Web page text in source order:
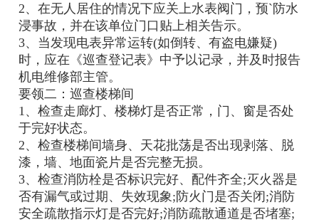
2、在无人居住的情况下应关上水表阀门，预`防水
浸事故，并在该单位门口贴上相关告示。
3、当发现电表异常运转(如倒转、有盗电嫌疑)
时，应在《巡查登记表》中予以记录，并及时报告
机电维修部主管。
要领二：巡查楼梯间
1、检查走廊灯、楼梯灯是否正常，门、窗是否处
于完好状态。
2、检查楼梯间墙身、天花批荡是否出现剥落、脱
漆，墙、地面瓷片是否完整无损。
3、检查消防栓是否标识完好、配件齐全;灭火器是
否有漏气或过期、失效现象;防火门是否关闭;消防
安全疏散指示灯是否完好;消防疏散通道是否堵塞;